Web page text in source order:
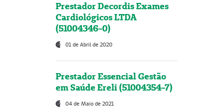
Prestador Decordis Exames
Cardiológicos LTDA
(51004346-0)
01 de Abril de 2020
Prestador Essencial Gestão
em Saúde Ereli (51004354-7)
04 de Maio de 2021